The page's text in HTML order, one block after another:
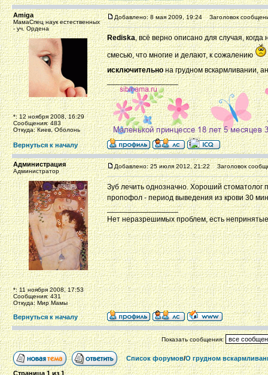
Amiga
МамаСпец наук естественных
- уч. Ордена
*: 12 ноября 2008, 16:29
Сообщения: 483
Откуда: Киев, Оболонь
Добавлено: 8 мая 2009, 19:24 Заголовок
Rediska, всё верно описано для случая,
смесью, что многие и делают, к сожалению
исключительнона грудном вскармливании,
_________________
Вернуться к началу
Администрация
Администратор
*: 11 ноября 2008, 17:53
Сообщения: 431
Откуда: Мир Мамы
Добавлено: 25 июля 2012, 21:22 Заголовок
Зуб лечить однозначно. Хороший
пропофол - период выведения из крови 30
_________________
Нет неразрешимых проблем, есть
Вернуться к началу
Показать сообщения:
Список форумов/О грудном
Страница1из1